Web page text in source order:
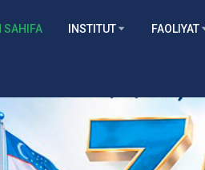
SAHIFA INSTITUT FAOLIYAT